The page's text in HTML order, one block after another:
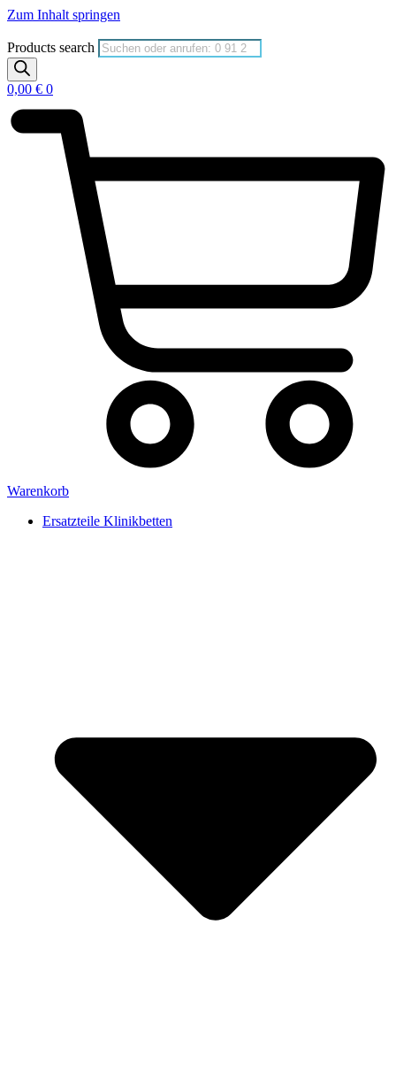
Zum Inhalt springen
Products search
0,00 € 0
Warenkorb
Ersatzteile Klinikbetten